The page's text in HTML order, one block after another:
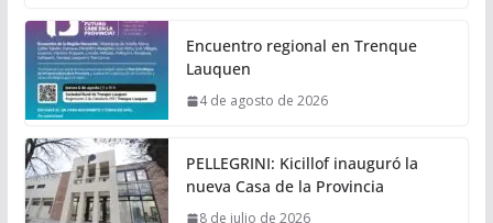
Encuentro regional en Trenque
Lauquen
4 de agosto de 2026
PELLEGRINI: Kicillof inauguró la
nueva Casa de la Provincia
8 de julio de 2026